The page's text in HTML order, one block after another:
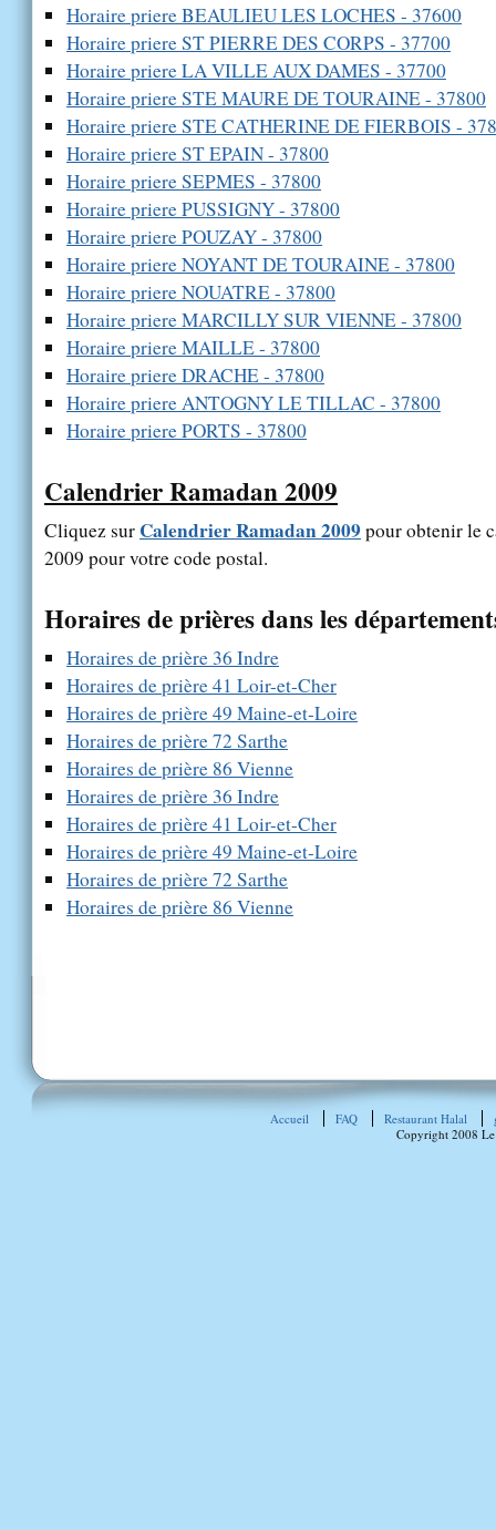
Horaire priere BEAULIEU LES LOCHES - 37600
Horaire priere ST PIERRE DES CORPS - 37700
Horaire priere LA VILLE AUX DAMES - 37700
Horaire priere STE MAURE DE TOURAINE - 37800
Horaire priere STE CATHERINE DE FIERBOIS -
Horaire priere ST EPAIN - 37800
Horaire priere SEPMES - 37800
Horaire priere PUSSIGNY - 37800
Horaire priere POUZAY - 37800
Horaire priere NOYANT DE TOURAINE - 37800
Horaire priere NOUATRE - 37800
Horaire priere MARCILLY SUR VIENNE - 37800
Horaire priere MAILLE - 37800
Horaire priere DRACHE - 37800
Horaire priere ANTOGNY LE TILLAC - 37800
Horaire priere PORTS - 37800
Calendrier Ramadan 2009
Cliquez sur Calendrier Ramadan 2009pour obtenir le
2009 pour votre code postal.
Horaires de prières dans les
Horaires de prière 36 Indre
Horaires de prière 41 Loir-et-Cher
Horaires de prière 49 Maine-et-Loire
Horaires de prière 72 Sarthe
Horaires de prière 86 Vienne
Horaires de prière 36 Indre
Horaires de prière 41 Loir-et-Cher
Horaires de prière 49 Maine-et-Loire
Horaires de prière 72 Sarthe
Horaires de prière 86 Vienne
Accueil FAQ Restaurant Halal
Copyright 2008